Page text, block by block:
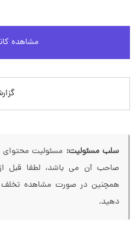
مشاهده
سلب مسئولیت: مسئولیت
صاحب آن می باشد، لطفا قبل
همچنین در صورت مشاهده تخلف
دهید.